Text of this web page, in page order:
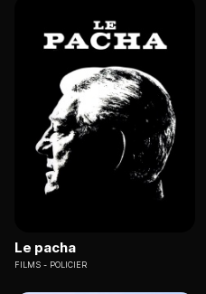
Le pacha
FILMS POLICIER